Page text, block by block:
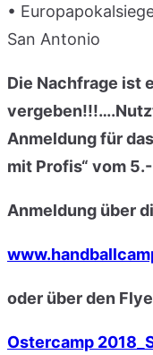
•
San Antonio
Die Nachfrage ist
Anmeldung für
mit Profis“ vom
Anmeldung über
oder über den
Ostercamp